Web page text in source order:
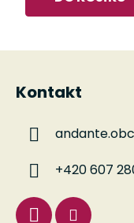
Z
Kontakt
+420 607